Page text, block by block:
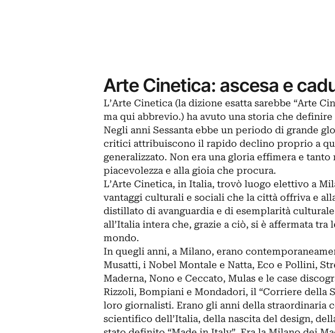
Arte Cinetica: ascesa e
L’Arte Cinetica (la dizione esatta sarebbe “Arte
ma qui abbrevio.) ha avuto una storia che definire
Negli anni Sessanta ebbe un periodo di grande
critici attribuiscono il rapido declino proprio a
generalizzato. Non era una gloria effimera e tanto
piacevolezza e alla gioia che procura.
L’Arte Cinetica, in Italia, trovò luogo elettivo a
vantaggi culturali e sociali che la città offriva e
distillato di avanguardia e di esemplarità
all’Italia intera che, grazie a ciò, si è affermata tra
mondo.
In quegli anni, a Milano, erano
Musatti, i Nobel Montale e Natta, Eco e Pollini,
Maderna, Nono e Ceccato, Mulas e le case
Rizzoli, Bompiani e Mondadori, il “Corriere della
loro giornalisti. Erano gli anni della straordinaria
scientifico dell’Italia, della nascita del design,